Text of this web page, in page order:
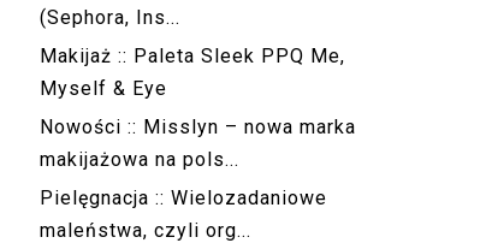
(Sephora, Ins...
Makijaż :: Paleta Sleek PPQ Me,
Myself & Eye
Nowości :: Misslyn – nowa marka
makijażowa na pols...
Pielęgnacja :: Wielozadaniowe
maleństwa, czyli org...